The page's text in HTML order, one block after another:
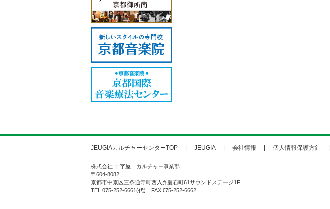
JEUGIAカルチャーセンターTOP JEUGIA 会社情報 個人情報保護方針
株式会社 十字屋 カルチャー事業部
〒604-8082
京都市中京区三条通寺町西入弁慶石町61サウンドステージ1F
TEL.075-252-6661(代) FAX.075-252-6662